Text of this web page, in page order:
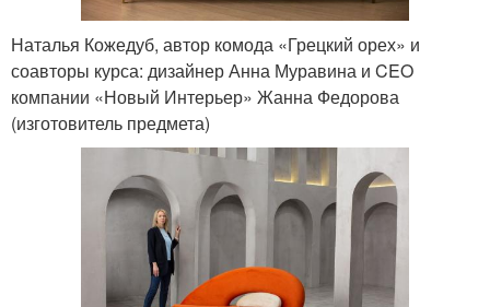
Наталья Кожедуб, автор комода «Грецкий орех» и
соавторы курса: дизайнер Анна Муравина и CEO
компании «Новый Интерьер» Жанна Федорова
(изготовитель предмета)